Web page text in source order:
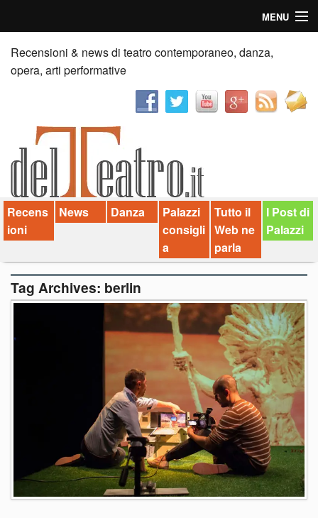
MENU
Home
Recensioni
News
Palazzi consiglia
Video
Chi siamo
Contatti
Recensioni & news di teatro contemporaneo, danza,
opera, arti performative
Recens
ioni
News Danza
Palazzi
consigli
a
Tutto il
Web ne
parla
I Post di
Palazzi
Tag Archives: berlin